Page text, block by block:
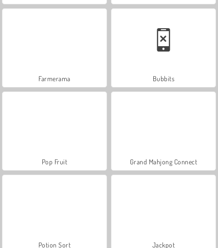
Farmerama Bubbits
Pop Fruit Grand Mahjong Connect
Potion Sort Jackpot